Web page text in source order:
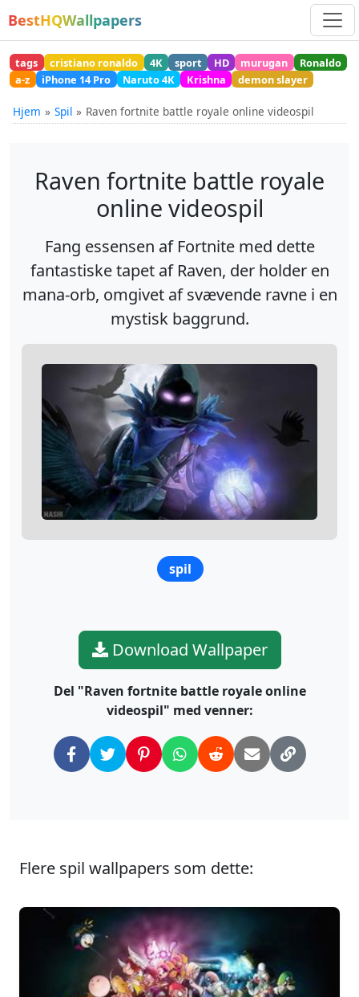
BestHQWallpapers
tags cristiano ronaldo 4K sport HD murugan
Ronaldo
a-z
iPhone 14 Pro Naruto 4K Krishna demon slayer
Hjem Spil Raven fortnite battle royale online videospil
Raven fortnite battle royale
online videospil
Fang essensen af Fortnite med dette
fantastiske tapet af Raven, der holder en
mana-orb, omgivet af svævende ravne i en
mystisk baggrund.
spil
Download Wallpaper
Del "Raven fortnite battle royale online
videospil" med venner:
Flere spil wallpapers som dette: